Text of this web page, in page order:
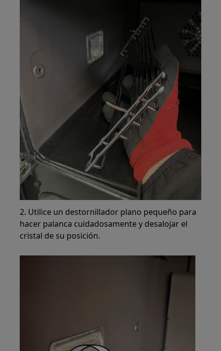
2. Utilice un destornillador plano pequeño para
hacer palanca cuidadosamente y desalojar el
cristal de su posición.